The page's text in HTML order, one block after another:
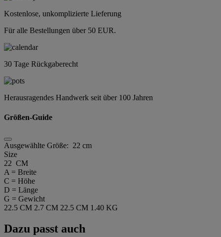
Kostenlose, unkomplizierte Lieferung
Für alle Bestellungen über 50 EUR.
30 Tage Rückgaberecht
Herausragendes Handwerk seit über 100 Jahren
Größen-Guide
Ausgewählte Größe: 22 cm
Size
22 CM
A = Breite
C = Höhe
D = Länge
G = Gewicht
22.5 CM 2.7 CM 22.5 CM 1.40 KG
Dazu passt auch